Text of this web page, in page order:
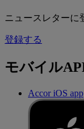
ニュースレターに
登録する
モバイル
Accor iOS app